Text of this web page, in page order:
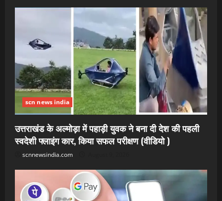
scn news india
उत्तराखंड के अल्मोड़ा में पहाड़ी युवक ने बना दी देश की पहली
स्वदेशी फ्लाइंग कार, किया सफल परीक्षण (वीडियो )
scnnewsindia.com